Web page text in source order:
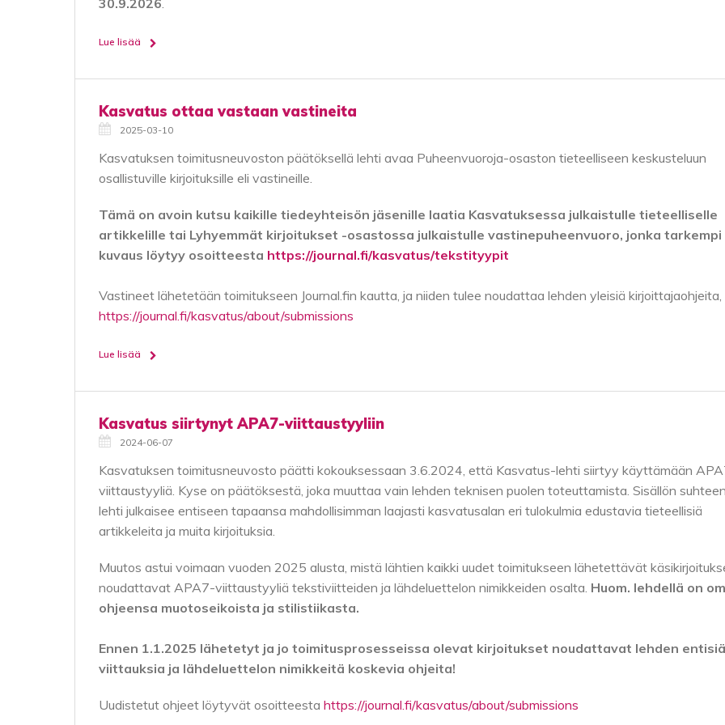
30.9.2026.
Lue lisää
Kasvatus ottaa vastaan vastineita
2025-03-10
Kasvatuksen toimitusneuvoston päätöksellä lehti avaa Puheenvuoroja-osaston tieteelliseen keskusteluun
osallistuville kirjoituksille eli vastineille.
Tämä on avoin kutsu kaikille tiedeyhteisön jäsenille laatia Kasvatuksessa julkaistulle tieteelliselle
artikkelille tai Lyhyemmät kirjoitukset -osastossa julkaistulle vastinepuheenvuoro, jonka tarkempi
kuvaus löytyy osoitteesta https://journal.fi/kasvatus/tekstityypit
Vastineet lähetetään toimitukseen Journal.fin kautta, ja niiden tulee noudattaa lehden yleisiä kirjoittajaohjeita,
https://journal.fi/kasvatus/about/submissions
Lue lisää
Kasvatus siirtynyt APA7-viittaustyyliin
2024-06-07
Kasvatuksen toimitusneuvosto päätti kokouksessaan 3.6.2024, että Kasvatus-lehti siirtyy käyttämään
viittaustyyliä. Kyse on päätöksestä, joka muuttaa vain lehden teknisen puolen toteuttamista. Sisällön
lehti julkaisee entiseen tapaansa mahdollisimman laajasti kasvatusalan eri tulokulmia edustavia tieteellisiä
artikkeleita ja muita kirjoituksia.
Muutos astui voimaan vuoden 2025 alusta, mistä lähtien kaikki uudet toimitukseen lähetettävät
noudattavat APA7-viittaustyyliä tekstiviitteiden ja lähdeluettelon nimikkeiden osalta. Huom. lehdellä on
ohjeensa muotoseikoista ja stilistiikasta.
Ennen 1.1.2025 lähetetyt ja jo toimitusprosesseissa olevat kirjoitukset noudattavat lehden entisiä
viittauksia ja lähdeluettelon nimikkeitä koskevia ohjeita!
Uudistetut ohjeet löytyvät osoitteesta https://journal.fi/kasvatus/about/submissions